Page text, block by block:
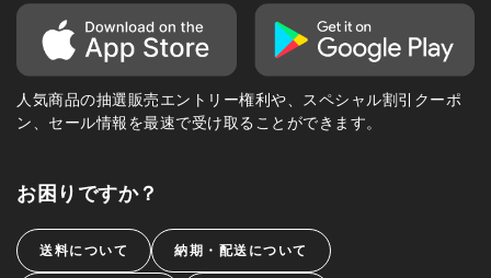
人気商品の抽選販売エントリー権利や、スペシャル割引クーポ
ン、セール情報を最速で受け取ることができます。
お困りですか？
送料について 納期・配送について